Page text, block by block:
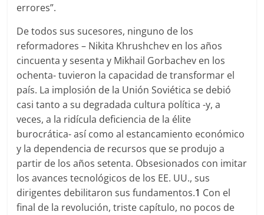
errores”.
De todos sus sucesores, ninguno de los
reformadores – Nikita Khrushchev en los años
cincuenta y sesenta y Mikhail Gorbachev en los
ochenta- tuvieron la capacidad de transformar el
país. La implosión de la Unión Soviética se debió
casi tanto a su degradada cultura política -y, a
veces, a la ridícula deficiencia de la élite
burocrática- así como al estancamiento económico
y la dependencia de recursos que se produjo a
partir de los años setenta. Obsesionados con imitar
los avances tecnológicos de los EE. UU., sus
dirigentes debilitaron sus fundamentos.1 Con el
final de la revolución, triste capítulo, no pocos de